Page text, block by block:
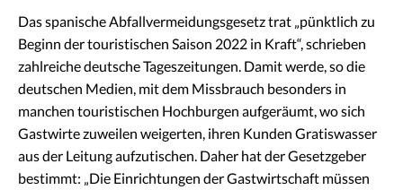
Das spanische Abfallvermeidungsgesetz trat „pünktlich zu
Beginn der touristischen Saison 2022 in Kraft“, schrieben
zahlreiche deutsche Tageszeitungen. Damit werde, so die
deutschen Medien, mit dem Missbrauch besonders in
manchen touristischen Hochburgen aufgeräumt, wo sich
Gastwirte zuweilen weigerten, ihren Kunden Gratiswasser
aus der Leitung aufzutischen. Daher hat der Gesetzgeber
bestimmt: „Die Einrichtungen der Gastwirtschaft müssen